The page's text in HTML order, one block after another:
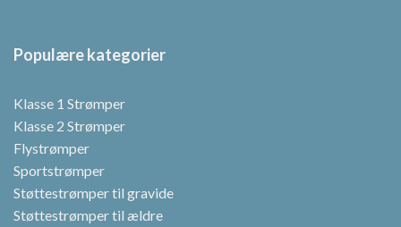
Populære kategorier
Klasse 1 Strømper
Klasse 2 Strømper
Flystrømper
Sportstrømper
Støttestrømper til gravide
Støttestrømper til ældre